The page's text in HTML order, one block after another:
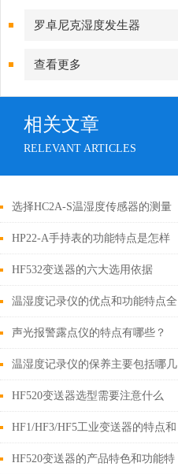
罗卓尼克湿度发生器
查看更多
相关文章
RELEVANT ARTICLES
选择HC2A-S温湿度传感器的测量
精度要求
HP22-A手持表的功能特点是怎样
的？
HF532变送器的六大选用依据
温湿度记录仪的优点和功能特点全
在这里
声光报警露点仪的特点有哪些？
温湿度记录仪的保养主要包括哪几
点
HF520变送器选型需要注意什么
HF1/HF3/HF5工业变送器的特点和
灵敏度的选择
HF520变送器的产品特色和功能特